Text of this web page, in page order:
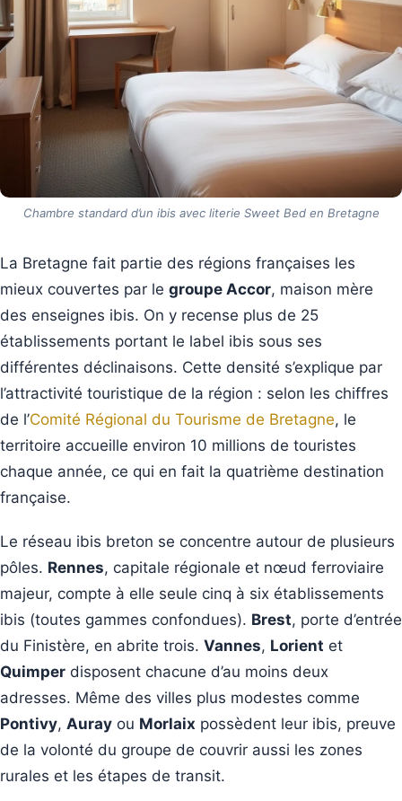
Chambre standard d’un ibis avec literie Sweet Bed en Bretagne
La Bretagne fait partie des régions françaises les
mieux couvertes par le groupe Accor, maison mère
des enseignes ibis. On y recense plus de 25
établissements portant le label ibis sous ses
différentes déclinaisons. Cette densité s’explique par
l’attractivité touristique de la région : selon les chiffres
de l’Comité Régional du Tourisme de Bretagne, le
territoire accueille environ 10 millions de touristes
chaque année, ce qui en fait la quatrième destination
française.
Le réseau ibis breton se concentre autour de plusieurs
pôles. Rennes, capitale régionale et nœud ferroviaire
majeur, compte à elle seule cinq à six établissements
ibis (toutes gammes confondues). Brest, porte d’entrée
du Finistère, en abrite trois. Vannes, Lorient et
Quimper disposent chacune d’au moins deux
adresses. Même des villes plus modestes comme
Pontivy, Auray ou Morlaix possèdent leur ibis, preuve
de la volonté du groupe de couvrir aussi les zones
rurales et les étapes de transit.